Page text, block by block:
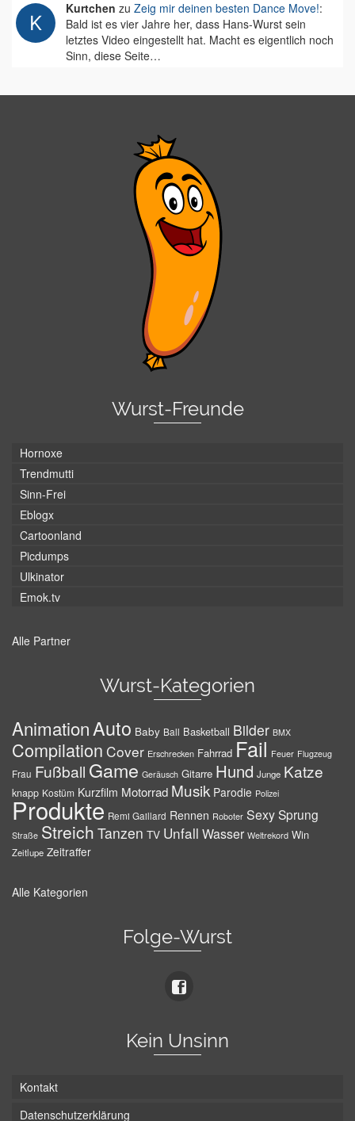
Kurtchen zu Zeig mir deinen besten Dance Move!:
Bald ist es vier Jahre her, dass Hans-Wurst sein
letztes Video eingestellt hat. Macht es eigentlich noch
Sinn, diese Seite…
Wurst-Freunde
Hornoxe
Trendmutti
Sinn-Frei
Eblogx
Cartoonland
Picdumps
Ulkinator
Emok.tv
Alle Partner
Wurst-Kategorien
AnimationAuto Baby Ball Basketball Bilder BMX
Compilation Cover Erschrecken Fahrrad Fail Feuer Flugzeug
Frau Fußball Game Geräusch Gitarre Hund Junge Katze
knapp Kostüm Kurzfilm Motorrad Musik Parodie Polizei
Produkte Remi Gaillard Rennen Roboter SexySprung
Straße Streich Tanzen TV Unfall Wasser Weltrekord Win
Zeitlupe Zeitraffer
Alle Kategorien
Folge-Wurst
Kein Unsinn
Kontakt
Datenschutzerklärung